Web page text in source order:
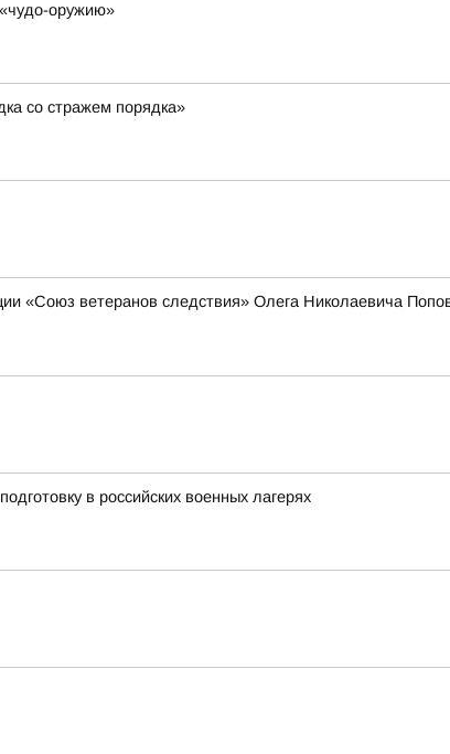
оружию»
со стражем порядка»
«Союз ветеранов следствия» Олега Николаевича
в российских военных лагерях